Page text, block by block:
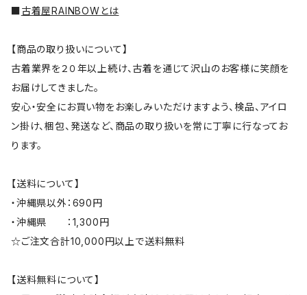
■古着屋RAINBOWとは
【商品の取り扱いについて】
古着業界を２０年以上続け、古着を通じて沢山のお客様に笑顔を
お届けしてきました。
安心・安全にお買い物をお楽しみいただけますよう、検品、アイロ
ン掛け、梱包、発送など、商品の取り扱いを常に丁寧に行なってお
ります。
【送料について】
・沖縄県以外：690円
・沖縄県 ：1,300円
☆ご注文合計10,000円以上で送料無料
【送料無料について】